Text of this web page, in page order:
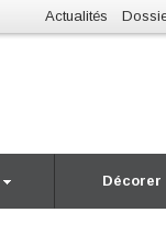
Actualités
Décorer